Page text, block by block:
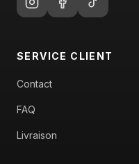
SERVICE CLIENT
Contact
FAQ
Livraison